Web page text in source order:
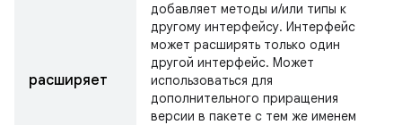
расширяет
добавляет методы и/или типы к
другому интерфейсу. Интерфейс
может расширять только один
другой интерфейс. Может
использоваться для
дополнительного приращения
версии в пакете с тем же именем